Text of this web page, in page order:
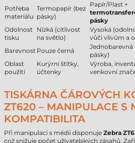
Potřeba
materiálu
Termopapír (bez
pásky)
Papír/Plast +
pásky
Odolnost
tisku
Nízká (citlivost
na světlo)
Vysoká
vůči vlivům a
Barevnost Pouze černá
Jednobarevná
pásky)
Oblast
použití
Kurýrní štítky,
účtenky
Výroba,
venkovní
TISKÁRNA ČÁROVÝCH
ZT620 – MANIPULACE S
KOMPATIBILITA
Při manipulaci s médii disponuje Zebra
což snižuje počet uživatelských zásahů.